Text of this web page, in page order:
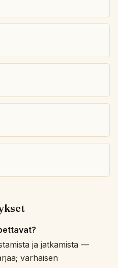
ja jatkamista —
varhaisen